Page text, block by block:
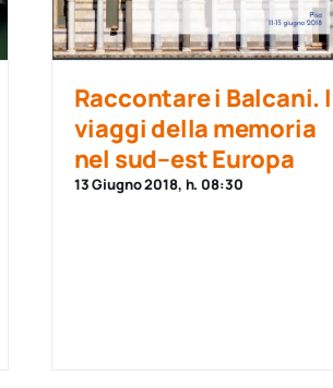
Raccontare i Balcani. I
viaggi della memoria
nel sud–est Europa
13 Giugno 2018, h. 08:30